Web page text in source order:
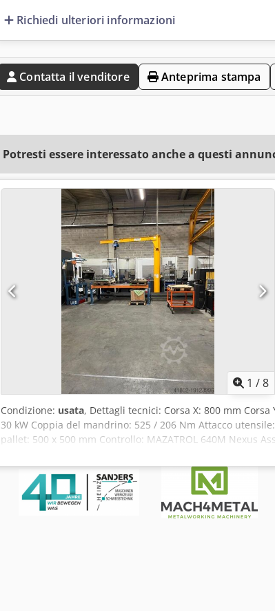
Richiedi ulteriori informazioni
Contatta il venditore Anteprima stampa
Potresti essere interessato anche a questi
1 /8
Condizione: usata, Dettagli tecnici: Corsa X: 800 mm
30 kW Coppia del mandrino: 525 / 206 Nm Attacco
pallet: 500 x 500 mm Controllo: MAZATROL 640M Nexus
pezzo: 1.000 mm Ingombro circolare: 900 mm 2 Centri di
MAZAK a stazione pallet 16 posizioni Cambio pallet
interna (IKZ), Accessori per entrambe le macchine: 18